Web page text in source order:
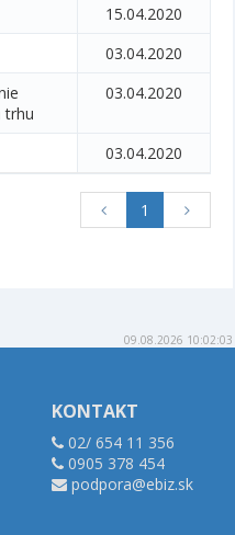
15.04.2020
03.04.2020
trhu
03.04.2020
03.04.2020
1
09.08.2026 10:02:03
KONTAKT
02/ 654 11 356
0905 378 454
podpora@ebiz.sk